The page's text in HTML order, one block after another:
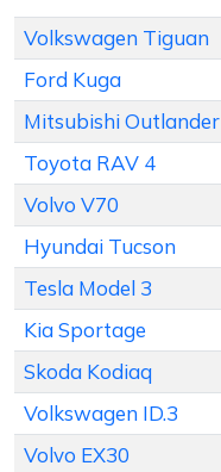
Volkswagen Tiguan
Ford Kuga
Mitsubishi Outlander
Toyota RAV 4
Volvo V70
Hyundai Tucson
Tesla Model 3
Kia Sportage
Skoda Kodiaq
Volkswagen ID.3
Volvo EX30